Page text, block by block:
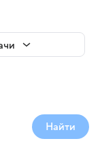
Найти